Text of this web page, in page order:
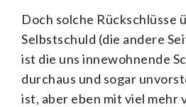
Doch solche Rückschlüsse
Selbstschuld (die andere
ist die uns innewohnende
durchaus und sogar
ist, aber eben mit viel mehr